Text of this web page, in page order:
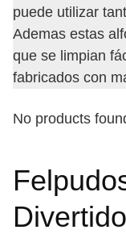
puede utilizar
Ademas estas
que se limpian
fabricados con
No products